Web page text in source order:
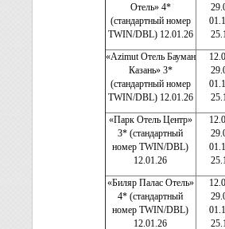
Отель» 4*
(стандартный номер
TWIN/DBL) 12.01.26
«Azimut Отель Бауман
Казань» 3*
(стандартный номер
TWIN/DBL) 12.01.26
«Парк Отель Центр»
3* (стандартный
номер TWIN/DBL)
12.01.26
«Биляр Палас Отель»
4* (стандартный
номер TWIN/DBL)
12.01.26